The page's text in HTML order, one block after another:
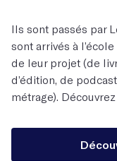
Ils sont passés par
sont arrivés à
de leur projet (de
d’édition, de
métrage).